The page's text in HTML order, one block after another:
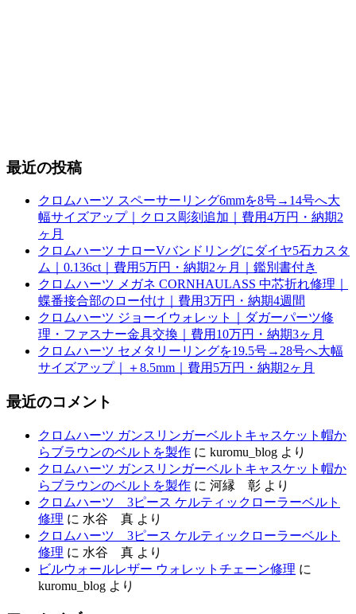
最近の投稿
クロムハーツ スペーサーリング6mmを8号→14号へ大
幅サイズアップ｜クロス彫刻追加｜費用4万円・納期2
ヶ月
クロムハーツ ナローVバンドリングにダイヤ5石カスタ
ム｜0.136ct｜費用5万円・納期2ヶ月｜鑑別書付き
クロムハーツ メガネ CORNHAULASS 中芯折れ修理｜
蝶番接合部のロー付け｜費用3万円・納期4週間
クロムハーツ ジョーイウォレット｜ダガーパーツ修
理・ファスナー金具交換｜費用10万円・納期3ヶ月
クロムハーツ セメタリーリングを19.5号→28号へ大幅
サイズアップ｜＋8.5mm｜費用5万円・納期2ヶ月
最近のコメント
クロムハーツ ガンスリンガーベルトキャスケット帽か
らブラウンのベルトを製作 に kuromu_blog より
クロムハーツ ガンスリンガーベルトキャスケット帽か
らブラウンのベルトを製作 に 河縁 彰 より
クロムハーツ 3ピース ケルティックローラーベルト
修理 に 水谷 真 より
クロムハーツ 3ピース ケルティックローラーベルト
修理 に 水谷 真 より
ビルウォールレザー ウォレットチェーン修理 に
kuromu_blog より